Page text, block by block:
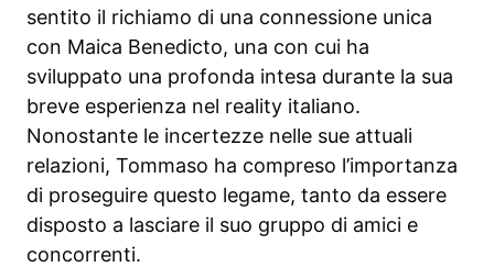
sentito il richiamo di una connessione unica
con Maica Benedicto, una con cui ha
sviluppato una profonda intesa durante la sua
breve esperienza nel reality italiano.
Nonostante le incertezze nelle sue attuali
relazioni, Tommaso ha compreso l’importanza
di proseguire questo legame, tanto da essere
disposto a lasciare il suo gruppo di amici e
concorrenti.